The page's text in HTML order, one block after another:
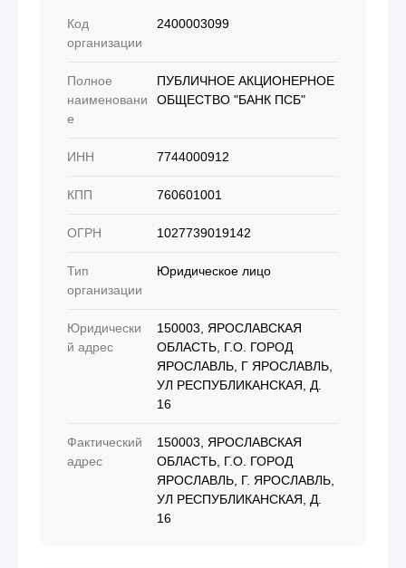
Код
организации
2400003099
Полное
наименовани
е
ПУБЛИЧНОЕ АКЦИОНЕРНОЕ
ОБЩЕСТВО "БАНК ПСБ"
ИНН 7744000912
КПП 760601001
ОГРН 1027739019142
Тип
организации
Юридическое лицо
Юридически
й адрес
150003, ЯРОСЛАВСКАЯ
ОБЛАСТЬ, Г.О. ГОРОД
ЯРОСЛАВЛЬ, Г ЯРОСЛАВЛЬ,
УЛ РЕСПУБЛИКАНСКАЯ, Д.
16
Фактический
адрес
150003, ЯРОСЛАВСКАЯ
ОБЛАСТЬ, Г.О. ГОРОД
ЯРОСЛАВЛЬ, Г. ЯРОСЛАВЛЬ,
УЛ РЕСПУБЛИКАНСКАЯ, Д.
16